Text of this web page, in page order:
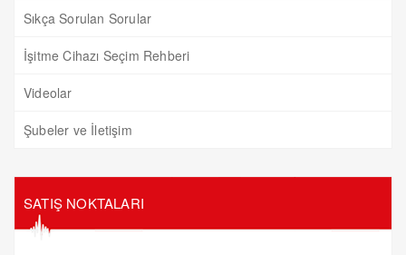
Sıkça Sorulan Sorular
İşitme Cihazı Seçim Rehberi
Videolar
Şubeler ve İletişim
SATIŞ NOKTALARI